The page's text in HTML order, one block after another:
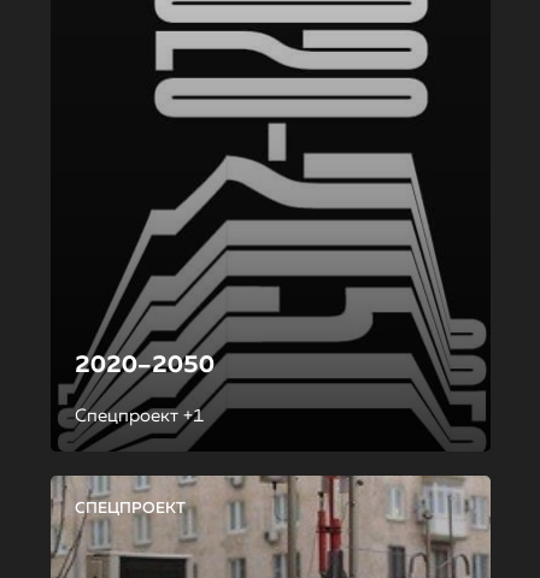
2020–2050
Спецпроект +1
СПЕЦПРОЕКТ